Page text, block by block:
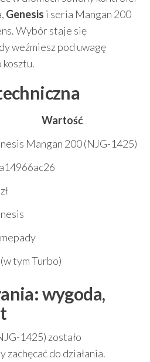
Genesis i seria Mangan 200
Wybór staje się
weźmiesz pod uwagę
kosztu.
Wartość
Mangan 200 (NJG-1425)
tym Turbo)
wygoda,
1425) zostało
do działania.